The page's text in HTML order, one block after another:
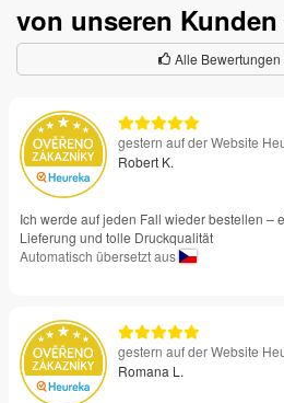
von unseren
Alle
gestern auf der Website
Robert K.
Ich werde auf jeden Fall wieder bestellen –
Lieferung und tolle Druckqualität
Automatisch übersetzt aus
gestern auf der Website
Romana L.